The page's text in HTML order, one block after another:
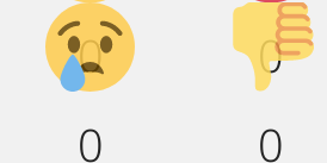
0 0
Грусть :(
0
Палец
вниз!
0